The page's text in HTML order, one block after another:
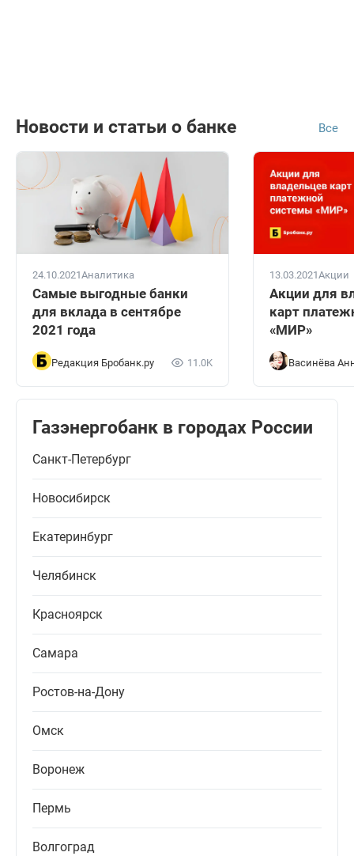
Новости и статьи о банке Все
24.10.2021Аналитика
Самые выгодные банки
для вклада в сентябре
2021 года
Редакция Бробанк.ру 11.0K
13.03.2021Акции
Акции для
карт
«МИР»
Васинёва
Газэнергобанк в городах России
Санкт-Петербург
Новосибирск
Екатеринбург
Челябинск
Красноярск
Самара
Ростов-на-Дону
Омск
Воронеж
Пермь
Волгоград